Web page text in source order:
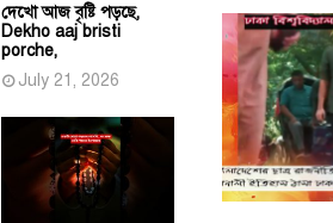
দেখো আজ বৃষ্টি পড়ছে,
Dekho aaj bristi
porche,
July 21, 2026